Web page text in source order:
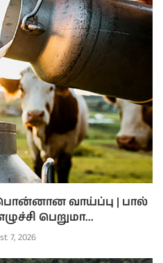
வாய்ப்பு | பால்
பெறுமா...
7, 2026